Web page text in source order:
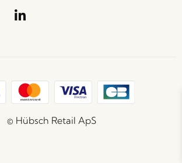
© Hübsch Retail ApS